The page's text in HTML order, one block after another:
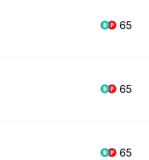
65
65
65